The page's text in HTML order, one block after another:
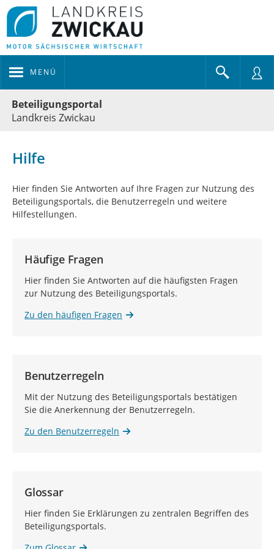
MENÜ
Beteiligungsportal
Landkreis Zwickau
Hilfe
Hier finden Sie Antworten auf Ihre Fragen zur Nutzung des
Beteiligungsportals, die Benutzerregeln und weitere
Hilfestellungen.
Häufige Fragen
Hier finden Sie Antworten auf die häufigsten Fragen
zur Nutzung des Beteiligungsportals.
Zu den häufigen Fragen
Benutzerregeln
Mit der Nutzung des Beteiligungsportals bestätigen
Sie die Anerkennung der Benutzerregeln.
Zu den Benutzerregeln
Glossar
Hier finden Sie Erklärungen zu zentralen Begriffen des
Beteiligungsportals.